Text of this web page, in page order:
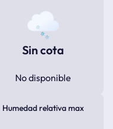
Sin cota
No disponible
Humedad relativa max